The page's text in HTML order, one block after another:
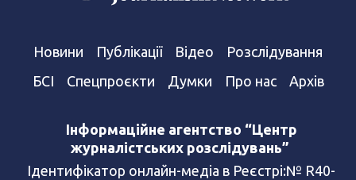
Новини Публікації Відео
Розслідування
БСІ
Спецпроєкти Думки Про нас Архів
Інформаційне агентство “Центр
журналістських розслідувань”
Ідентифікатор онлайн-медіа в Реєстрі:№ R40-